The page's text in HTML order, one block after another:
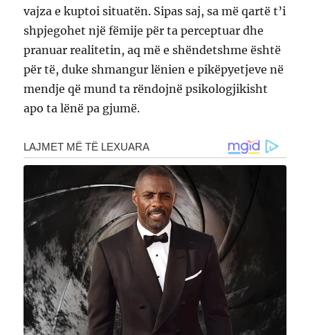
vajza e kuptoi situatën. Sipas saj, sa më qartë t’i
shpjegohet një fëmije për ta perceptuar dhe
pranuar realitetin, aq më e shëndetshme është
për të, duke shmangur lënien e pikëpyetjeve në
mendje që mund ta rëndojnë psikologjikisht
apo ta lënë pa gjumë.